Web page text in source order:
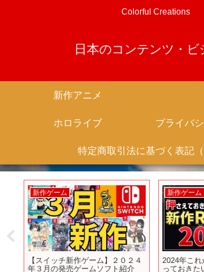
Colorful Creations
日本のコンテンツ・ビ
新作アニメ
ホロライブ
新作ゲーム
【スイッチ新作ゲーム】２０２４
年３月の発売ゲームソフト紹介
新作ゲーム
2024年これ
っておきた